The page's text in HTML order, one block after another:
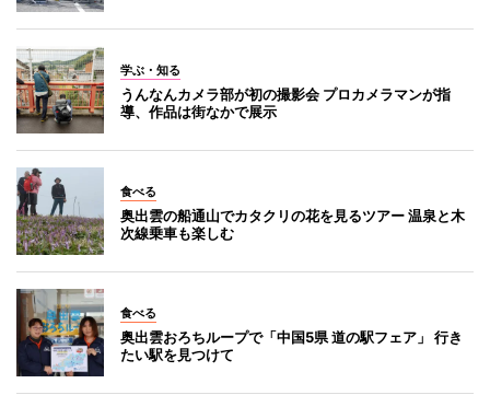
学ぶ・知る
うんなんカメラ部が初の撮影会 プロカメラマンが指
導、作品は街なかで展示
食べる
奥出雲の船通山でカタクリの花を見るツアー 温泉と木
次線乗車も楽しむ
食べる
奥出雲おろちループで「中国5県 道の駅フェア」 行き
たい駅を見つけて